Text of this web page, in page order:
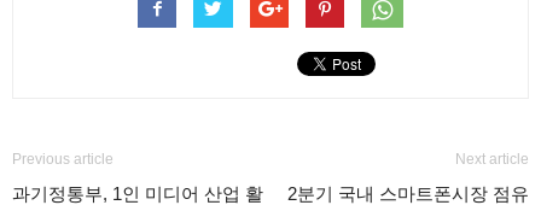
Previous article
과기정통부, 1인 미디어 산업 활
Next article
2분기 국내 스마트폰시장 점유